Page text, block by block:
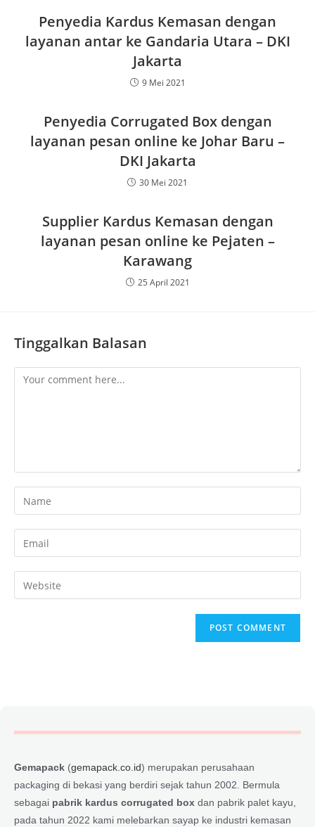
Penyedia Kardus Kemasan dengan
layanan antar ke Gandaria Utara – DKI
Jakarta
9 Mei 2021
Penyedia Corrugated Box dengan
layanan pesan online ke Johar Baru –
DKI Jakarta
30 Mei 2021
Supplier Kardus Kemasan dengan
layanan pesan online ke Pejaten –
Karawang
25 April 2021
Tinggalkan Balasan
Gemapack (gemapack.co.id) merupakan perusahaan
packaging di bekasi yang berdiri sejak tahun 2002. Bermula
sebagai pabrik kardus corrugated box dan pabrik palet kayu,
pada tahun 2022 kami melebarkan sayap ke industri kemasan